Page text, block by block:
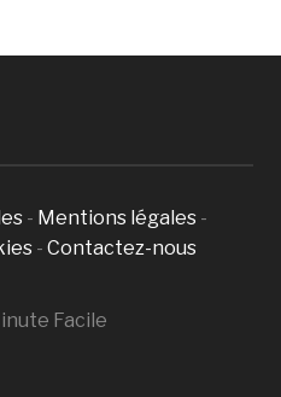
- Mentions légales -
- Contactez-nous
Facile